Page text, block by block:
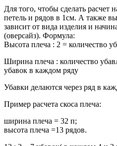
Для того, чтобы сделать расчет
петель и рядов в 1см. А также
зависит от вида изделия и
(оверсайз). Формула:
Высота плеча : 2 = количество
Ширина плеча : количество
убавок в каждом ряду
Убавки делаются через ряд в
Пример расчета скоса плеча:
ширина плеча = 32 п;
высота плеча =13 рядов.